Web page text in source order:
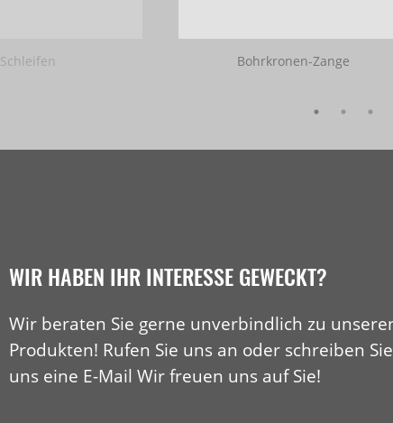
Schleifen Bohrkronen-Zange
WIR HABEN IHR INTERESSE GEWECKT?
Wir beraten Sie gerne unverbindlich zu
Produkten! Rufen Sie uns an oder schreiben Sie
uns eine E-Mail Wir freuen uns auf Sie!